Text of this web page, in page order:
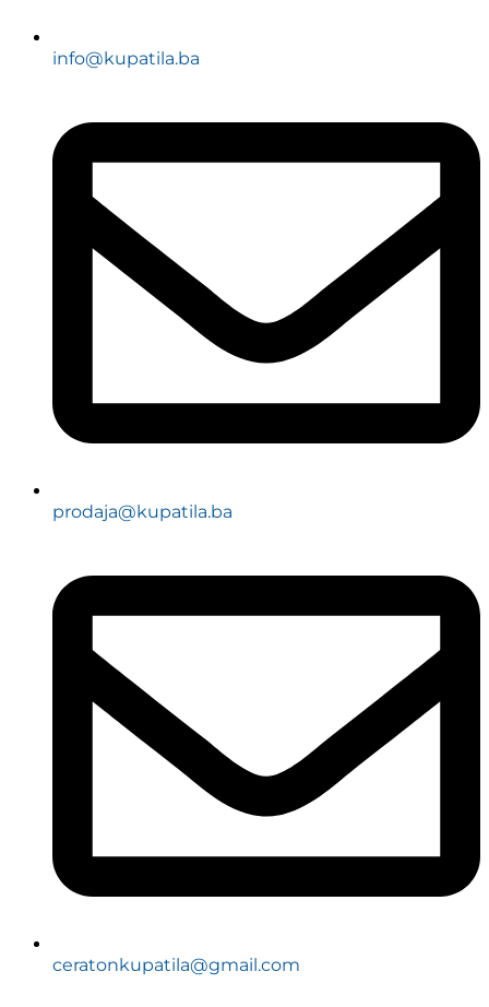
info@kupatila.ba
prodaja@kupatila.ba
ceratonkupatila@gmail.com